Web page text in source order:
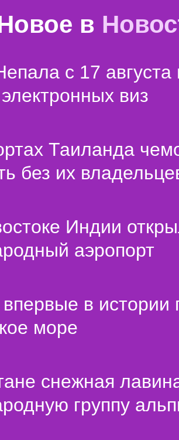
в
с 17 августа
виз
Таиланда
без их
Индии
аэропорт
в истории
море
снежная
группу